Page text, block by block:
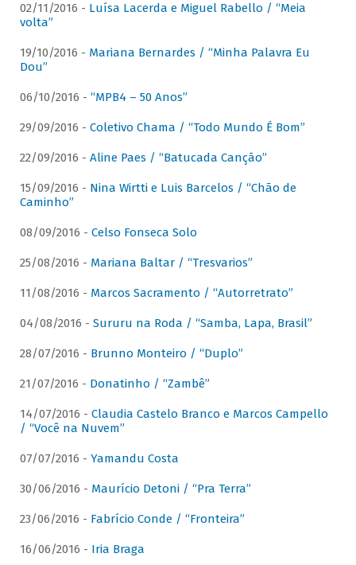
02/11/2016 - Luísa Lacerda e Miguel Rabello / “Meia
volta”
19/10/2016 - Mariana Bernardes / “Minha Palavra Eu
Dou”
06/10/2016 - “MPB4 – 50 Anos”
29/09/2016 - Coletivo Chama / “Todo Mundo É Bom”
22/09/2016 - Aline Paes / “Batucada Canção”
15/09/2016 - Nina Wirtti e Luis Barcelos / “Chão de
Caminho”
08/09/2016 - Celso Fonseca Solo
25/08/2016 - Mariana Baltar / “Tresvarios”
11/08/2016 - Marcos Sacramento / “Autorretrato”
04/08/2016 - Sururu na Roda / “Samba, Lapa, Brasil”
28/07/2016 - Brunno Monteiro / “Duplo”
21/07/2016 - Donatinho / “Zambê”
14/07/2016 - Claudia Castelo Branco e Marcos Campello
/ “Você na Nuvem”
07/07/2016 - Yamandu Costa
30/06/2016 - Maurício Detoni / “Pra Terra”
23/06/2016 - Fabrício Conde / “Fronteira”
16/06/2016 - Iria Braga